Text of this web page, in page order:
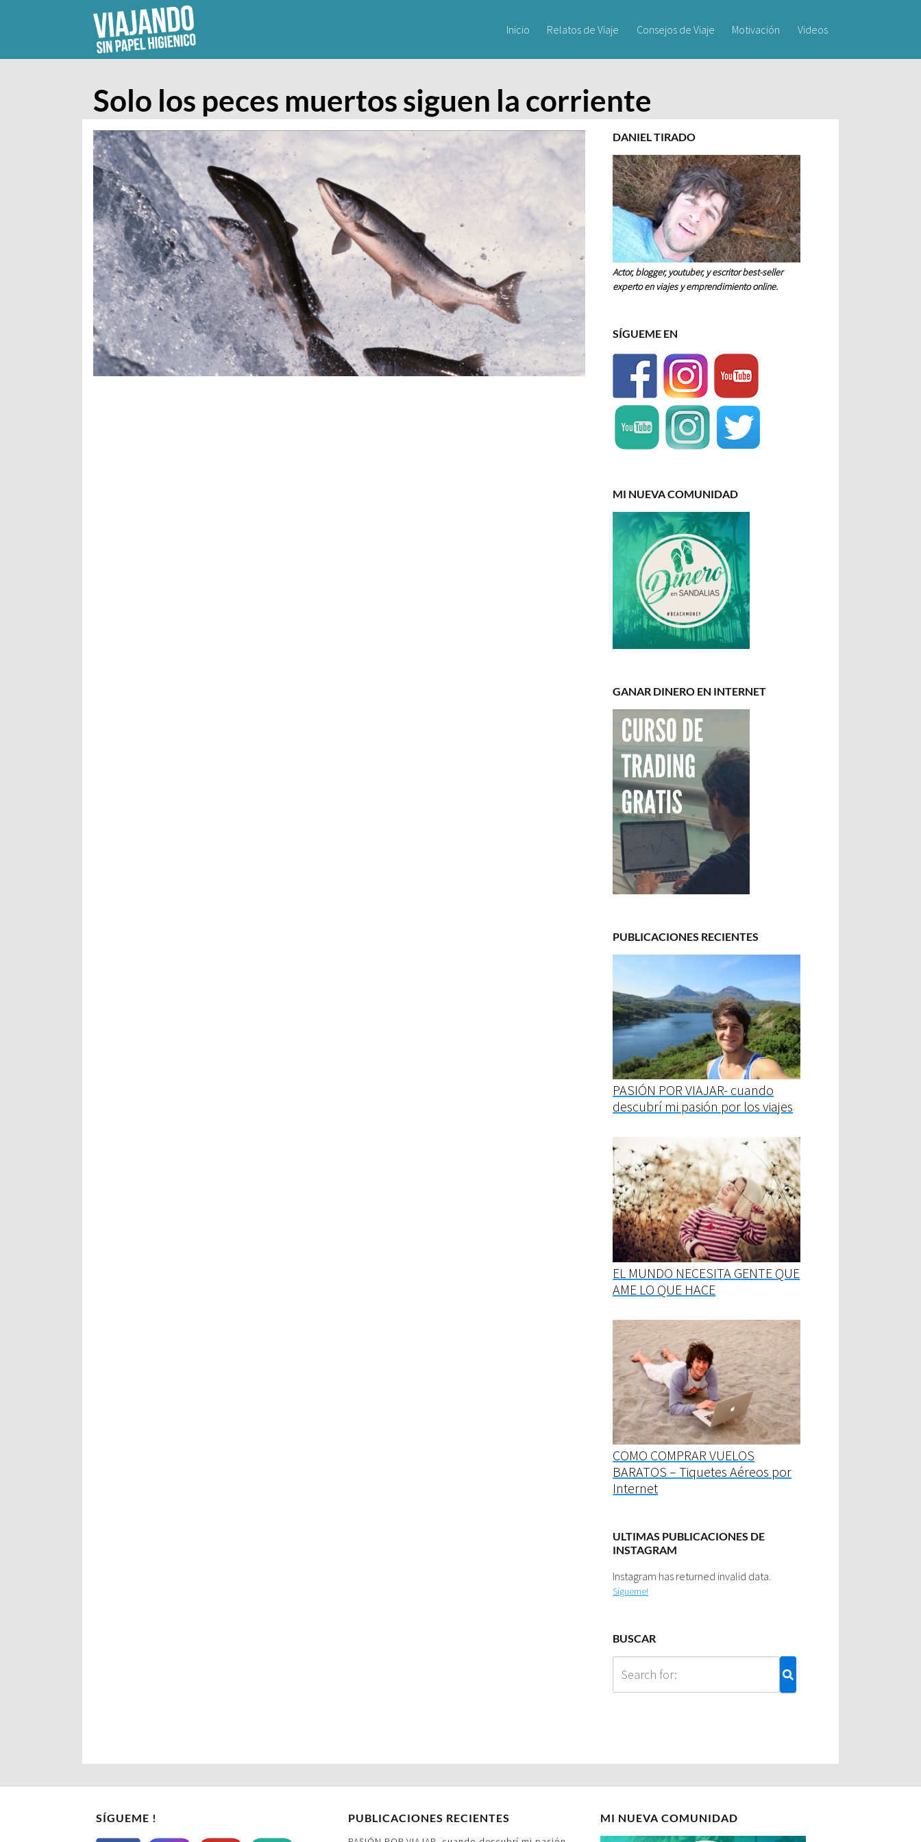
Inicio Relatos de Viaje Consejos de Viaje Motivación Videos
Solo los peces muertos siguen la corriente
DANIEL TIRADO
Actor, blogger, youtuber, y escritor best-seller
experto en viajes y emprendimiento online.
SÍGUEME EN
MI NUEVA COMUNIDAD
GANAR DINERO EN INTERNET
PUBLICACIONES RECIENTES
PASIÓN POR VIAJAR- cuando
descubrí mi pasión por los viajes
EL MUNDO NECESITA GENTE QUE
AME LO QUE HACE
COMO COMPRAR VUELOS
BARATOS – Tiquetes Aéreos por
Internet
ULTIMAS PUBLICACIONES DE
INSTAGRAM
Instagram has returned invalid data.
Sígueme!
BUSCAR
SÍGUEME ! PUBLICACIONES RECIENTES MI NUEVA COMUNIDAD